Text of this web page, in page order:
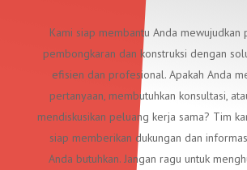
Kami siap membantu Anda mewujudkan
pembongkaran dan konstruksi dengan
efisien dan profesional. Apakah Anda
pertanyaan, membutuhkan konsultasi,
mendiskusikan peluang kerja sama? Tim
siap memberikan dukungan dan
Anda butuhkan. Jangan ragu untuk